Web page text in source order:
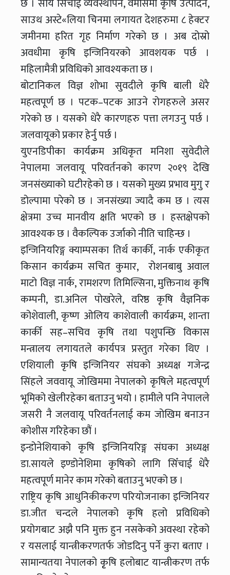
साउथ अस्टे«लिया चिनमा लगायत देशहरुमा ८ हेक्टर
जमीनमा हरित गृह निर्माण गरेको छ । अब दोस्रो
अवधीमा कृषि इन्जिनियरको आवशयक पर्छ ।
महिलामैत्री प्रविधिको आवश्यकता छ ।
बोटानिकल विज्ञ शोभा सुवदीले कृषि बाली धेरै
महत्वपूर्ण छ । पटक–पटक आउने रोगहरुले असर
गरेको छ । यसको धेरै कारणहरु पत्ता लगउनु पर्छ ।
जलवायूको प्रकार हेर्नु पर्छ ।
युएनडिपीका कार्यक्रम अधिकृत मनिशा सुवेदीले
नेपालमा जलवायू परिवर्तनको कारण २०१९ देखि
जनसंख्याको घटीरहेको छ । यसको मुख्य प्रभाव मुगु र
डोल्पामा परेको छ । जनसंख्या ज्यादै कम छ । त्यस
क्षेत्रमा उच्च मानवीय क्षति भएको छ । हस्तक्षेपको
आवश्यक छ । वैकल्पिक उर्जाको नीति चाहिन्छ ।
इन्जिनियरिङ्ग क्याम्पसका तिर्थ कार्की, नार्क एकीकृत
किसान कार्यक्रम सचित कुमार, रोशनबाबु अवाल
माटो विज्ञ नार्क, रामशरण तिमिल्सिना, मुक्तिनाथ कृषि
कम्पनी, डा.अनिल पोखरेले, वरिष्ठ कृषि वैज्ञनिक
कोशेवाली, कृष्ण ओलिय काशेवाली कार्यक्रम, शान्ता
कार्की सह–सचिव कृषि तथा पशुपन्छि विकास
मन्त्रालय लगायतले कार्यपत्र प्रस्तुत गरेका थिए ।
एशियाली कृषि इन्जिनियर संघको अध्यक्ष गजेन्द्र
सिंहले जववायू जोखिममा नेपालको कृषिले महत्वपूर्ण
भूमिको खेलीरहेका बताउनु भयो । हामीले पनि नेपालले
जसरी नै जलवायू परिवर्तनलाई कम जोखिम बनाउन
कोशीस गरिहेका छौं ।
इन्डोनेशियाको कृषि इन्जिनियरिङ्ग संघका अध्यक्ष
डा.सायले इण्डोनेशिमा कृषिको लागि सिँचाई धेरै
महत्वपूर्ण मानेर काम गरेको बताउनु भएको छ ।
राष्ट्रिय कृषि आधुनिकीकरण परियोजनाका इन्जिनियर
डा.जीत चन्दले नेपालको कृषि हलो प्रविधिको
प्रयोगबाट अझै पनि मुक्त हुन नसकेको अवस्था रहेको
र यसलाई यान्त्रीकरणतर्फ जोडदिनु पर्ने कुरा बताए ।
सामान्यतया नेपालको कृृषि हलोबाट यान्त्रीकरण तर्फ